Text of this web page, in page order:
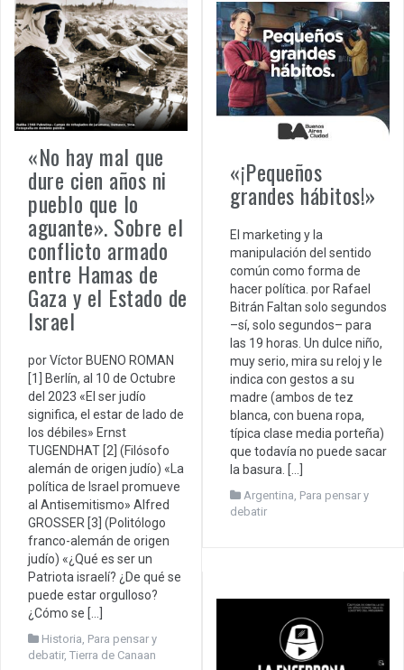
«No hay mal que
dure cien años ni
pueblo que lo
aguante». Sobre el
conflicto armado
entre Hamas de
Gaza y el Estado de
Israel
por Víctor BUENO ROMAN
[1] Berlín, al 10 de Octubre
del 2023 «El ser judío
significa, el estar de lado de
los débiles» Ernst
TUGENDHAT [2] (Filósofo
alemán de origen judío) «La
política de Israel promueve
al Antisemitismo» Alfred
GROSSER [3] (Politólogo
franco-alemán de origen
judío) «¿Qué es ser un
Patriota israelí? ¿De qué se
puede estar orgulloso?
¿Cómo se […]
Historia, Para pensar y
debatir, Tierra de Canaan
«¡Pequeños
grandes hábitos!»
El marketing y la
manipulación del sentido
común como forma de
hacer política. por Rafael
Bitrán Faltan solo segundos
–sí, solo segundos– para
las 19 horas. Un dulce niño,
muy serio, mira su reloj y le
indica con gestos a su
madre (ambos de tez
blanca, con buena ropa,
típica clase media porteña)
que todavía no puede sacar
la basura. […]
Argentina, Para pensar y
debatir